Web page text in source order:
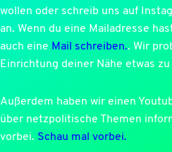
wollen oder schreib uns auf
an. Wenn du eine Mailadresse
auch eine Mail schreiben.. Wir
Einrichtung deiner Nähe etwas
Außerdem haben wir einen
über netzpolitische Themen
vorbei. Schau mal vorbei.